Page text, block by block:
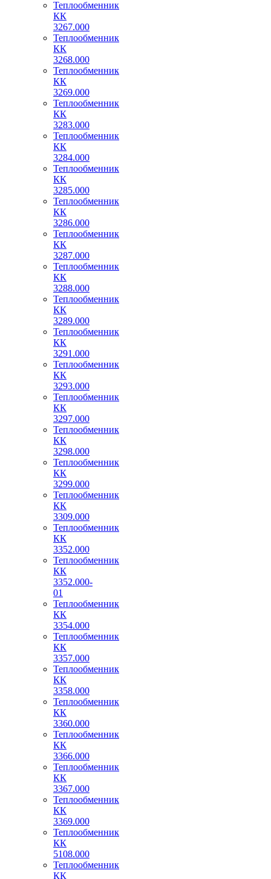
Теплообменник
КК
3267.000
Теплообменник
КК
3268.000
Теплообменник
КК
3269.000
Теплообменник
КК
3283.000
Теплообменник
КК
3284.000
Теплообменник
КК
3285.000
Теплообменник
КК
3286.000
Теплообменник
КК
3287.000
Теплообменник
КК
3288.000
Теплообменник
КК
3289.000
Теплообменник
КК
3291.000
Теплообменник
КК
3293.000
Теплообменник
КК
3297.000
Теплообменник
КК
3298.000
Теплообменник
КК
3299.000
Теплообменник
КК
3309.000
Теплообменник
КК
3352.000
Теплообменник
КК
3352.000-
01
Теплообменник
КК
3354.000
Теплообменник
КК
3357.000
Теплообменник
КК
3358.000
Теплообменник
КК
3360.000
Теплообменник
КК
3366.000
Теплообменник
КК
3367.000
Теплообменник
КК
3369.000
Теплообменник
КК
5108.000
Теплообменник
КК